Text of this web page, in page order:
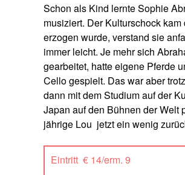
Schon als Kind lernte Sophie
musiziert. Der Kulturschock
erzogen wurde, verstand sie
immer leicht. Je mehr sich
gearbeitet, hatte eigene Pferde
Cello gespielt. Das war aber
dann mit dem Studium auf der
Japan auf den Bühnen der Welt
jährige Lou jetzt ein wenig
Eintritt € 14/erm. 9